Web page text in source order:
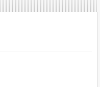
lượng giáo dục Trường
lượng giáo dục Trường
linh.